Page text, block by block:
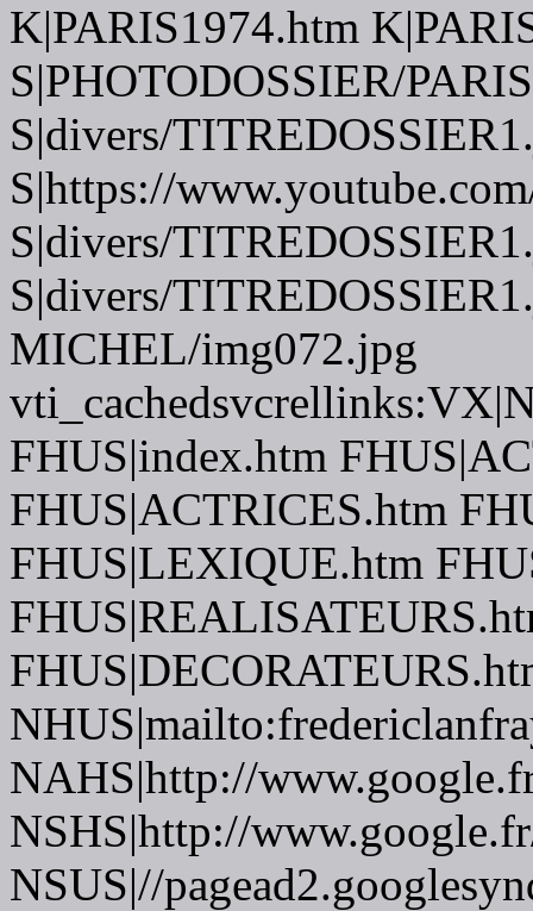
K|PARIS1974.htm
S|PHOTODOSSIER/
S|divers/
S|https://
S|divers/
S|divers/
MICHEL/img072.jpg
FHUS|index.htm
FHUS|ACTRICES.htm
FHUS|LEXIQUE.htm
NAHS|http://
NSHS|http://
NSUS|//